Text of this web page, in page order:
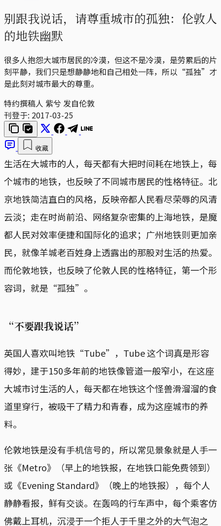
别跟我说话，请尊重城市的孤独：伦敦人
的地铁幽默
很多人抱怨大城市居民的冷漠，但这不是冷漠，是劳累后的片
刻平静，我们只是想静静地和自己相处一阵，所以“孤独”才
是此刻对城市最大的尊重。
特约撰稿人 紫兮 发自伦敦
刊登于: 2017-03-25
收藏
生活在大城市的人，每天都有大把时间耗在地铁上，每
个城市的地铁，也反映了不同城市居民的性格特征。北
京地铁简洁直白的风格，反映帝都人民看尽荣辱的风清
云淡；走在时尚前沿、网络复杂密集的上海地铁，是魔
都人民对效率便捷和国际化的追求；广州地铁则更加亲
民，就像羊城老百姓身上透露出的那股对生活的热爱。
而伦敦地铁，也反映了伦敦人民的性格特征，第一个形
容词，就是“孤独”。
“不要跟我说话”
英国人喜欢叫地铁“Tube”，Tube 这个词真是形容
得妙，建于150多年前的地铁像管道一般窄小，在这座
大城市讨生活的人，每天都在地铁这个怪兽滑溜溜的食
道里穿行，被吸干了精力和青春，成为这座城市的养
料。
伦敦地铁是没有手机信号的，所以常见景象就是人手一
张《Metro》（早上的地铁报，在地铁口能免费领到）
或《Evening Standard》（晚上的地铁报），每个人
静静看报，鲜有交谈。在轰鸣的行车声中，每个乘客仿
佛戴上耳机，沉浸于一个拒人于千里之外的大气泡之